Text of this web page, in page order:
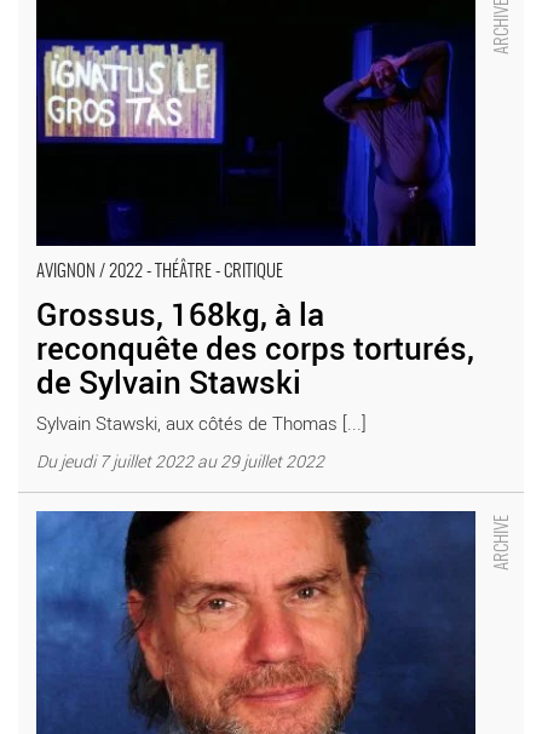
AVIGNON / 2022 - THÉÂTRE - CRITIQUE
Grossus, 168kg, à la
reconquête des corps torturés,
de Sylvain Stawski
Sylvain Stawski, aux côtés de Thomas [...]
Du jeudi 7 juillet 2022 au 29 juillet 2022
Stawski - Critique sortie Avignon / 2022 Avignon Avignon Off.
Présence Pasteur
Philippe Lanton met en scène Ploutos, l’argent dieu adapté
d’après Aristophane par Olivier Cruveiller : un spectacle pour
faire penser - Critique sortie Avignon / 2022 Avignon Avignon
Off. Présence Pasteur